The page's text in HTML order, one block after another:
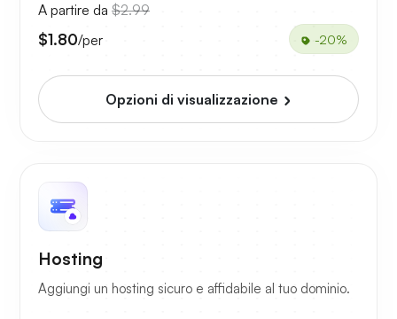
A partire da $2.99
$1.80/per -20%
Opzioni di visualizzazione
Hosting
Aggiungi un hosting sicuro e affidabile al tuo dominio.